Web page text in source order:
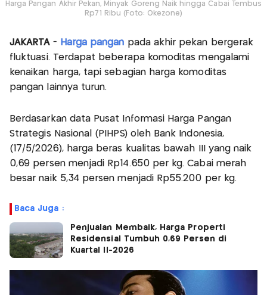
Harga Pangan Akhir Pekan, Minyak Goreng Naik hingga Cabai Tembus
Rp71 Ribu (Foto: Okezone)
JAKARTA- Harga pangan pada akhir pekan bergerak
fluktuasi. Terdapat beberapa komoditas mengalami
kenaikan harga, tapi sebagian harga komoditas
pangan lainnya turun.
Berdasarkan data Pusat Informasi Harga Pangan
Strategis Nasional (PIHPS) oleh Bank Indonesia,
(17/5/2026), harga beras kualitas bawah III yang naik
0,69 persen menjadi Rp14.650 per kg. Cabai merah
besar naik 5,34 persen menjadi Rp55.200 per kg.
Baca Juga :
Penjualan Membaik, Harga Properti
Residensial Tumbuh 0,69 Persen di
Kuartal II-2026